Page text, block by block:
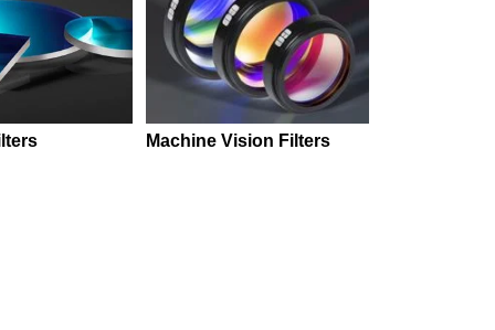
Machine Vision Filters